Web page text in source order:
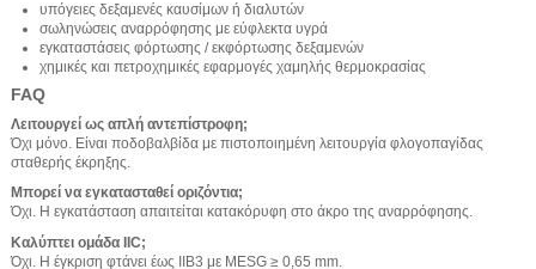
υπόγειες δεξαμενές καυσίμων ή διαλυτών
σωληνώσεις αναρρόφησης με εύφλεκτα υγρά
εγκαταστάσεις φόρτωσης / εκφόρτωσης δεξαμενών
χημικές και πετροχημικές εφαρμογές χαμηλής θερμοκρασίας
FAQ
Λειτουργεί ως απλή αντεπίστροφη;
Όχι μόνο. Είναι ποδοβαλβίδα με πιστοποιημένη λειτουργία φλογοπαγίδας
σταθερής έκρηξης.
Μπορεί να εγκατασταθεί οριζόντια;
Όχι. Η εγκατάσταση απαιτείται κατακόρυφη στο άκρο της αναρρόφησης.
Καλύπτει ομάδα IIC;
Όχι. Η έγκριση φτάνει έως IIB3 με MESG ≥ 0,65 mm.